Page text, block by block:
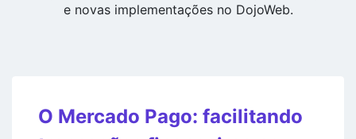
e novas implementações no DojoWeb.
O Mercado Pago: facilitando